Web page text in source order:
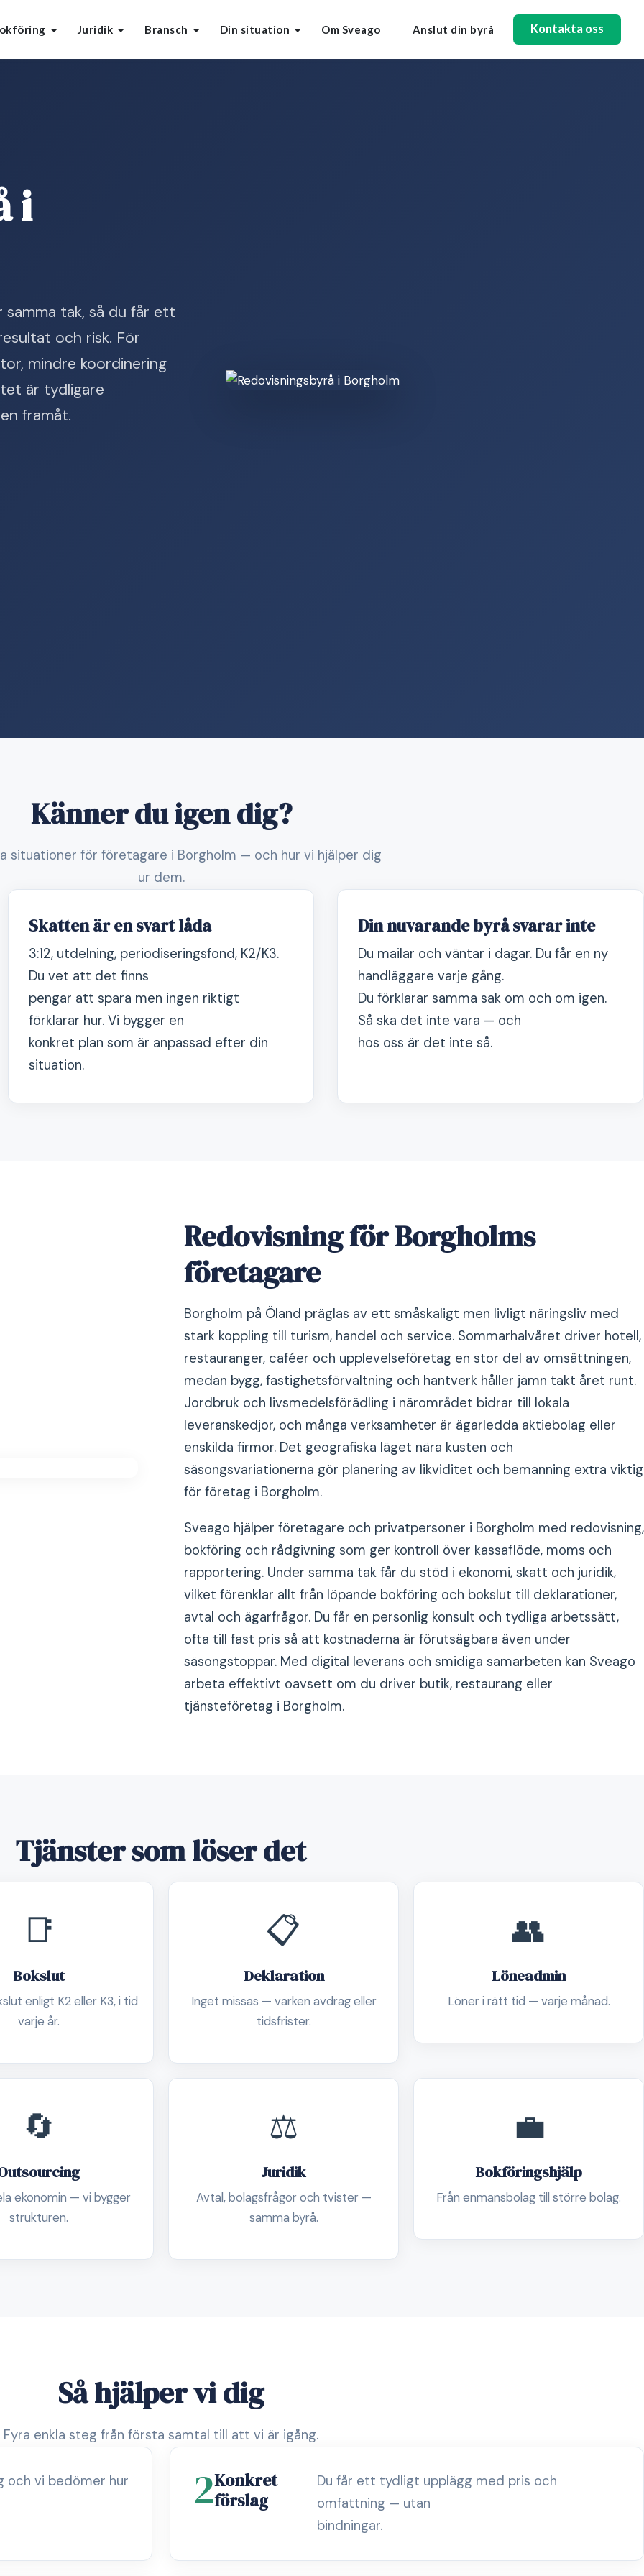
Juridik Bransch Din situation Om Sveago Anslut din byrå Kontakta oss
i
samma tak, så du får ett
och risk. För
mindre koordinering
är tydligare
framåt.
Känner du igen dig?
situationer för företagare i Borgholm — och hur vi hjälper dig
ur dem.
Skatten är en svart låda
3:12, utdelning, periodiseringsfond, K2/K3.
Du vet att det finns
pengar att spara men ingen riktigt
förklarar hur. Vi bygger en
konkret plan som är anpassad efter din
situation.
Din nuvarande byrå svarar inte
Du mailar och väntar i dagar. Du får en ny
handläggare varje gång.
Du förklarar samma sak om och om igen.
Så ska det inte vara — och
hos oss är det inte så.
Redovisning för Borgholms
företagare
Borgholm på Öland präglas av ett småskaligt men livligt näringsliv med
stark koppling till turism, handel och service. Sommarhalvåret driver hotell,
restauranger, caféer och upplevelseföretag en stor del av omsättningen,
medan bygg, fastighetsförvaltning och hantverk håller jämn takt året runt.
Jordbruk och livsmedelsförädling i närområdet bidrar till lokala
leveranskedjor, och många verksamheter är ägarledda aktiebolag eller
enskilda firmor. Det geografiska läget nära kusten och
säsongsvariationerna gör planering av likviditet och bemanning extra viktig
för företag i Borgholm.
Sveago hjälper företagare och privatpersoner i Borgholm med redovisning,
bokföring och rådgivning som ger kontroll över kassaflöde, moms och
rapportering. Under samma tak får du stöd i ekonomi, skatt och juridik,
vilket förenklar allt från löpande bokföring och bokslut till deklarationer,
avtal och ägarfrågor. Du får en personlig konsult och tydliga arbetssätt,
ofta till fast pris så att kostnaderna är förutsägbara även under
säsongstoppar. Med digital leverans och smidiga samarbeten kan Sveago
arbeta effektivt oavsett om du driver butik, restaurang eller
tjänsteföretag i Borgholm.
Tjänster som löser det
📑
Bokslut
enligt K2 eller K3, i tid
varje år.
📋
Deklaration
Inget missas — varken avdrag eller
tidsfrister.
👥
Löneadmin
Löner i rätt tid — varje månad.
🔄
ekonomin — vi bygger
strukturen.
⚖️
Juridik
Avtal, bolagsfrågor och tvister —
samma byrå.
💼
Bokföringshjälp
Från enmansbolag till större bolag.
Så hjälper vi dig
Fyra enkla steg från första samtal till att vi är igång.
vi bedömer hur 2Konkret
förslag
Du får ett tydligt upplägg med pris och
omfattning — utan
bindningar.